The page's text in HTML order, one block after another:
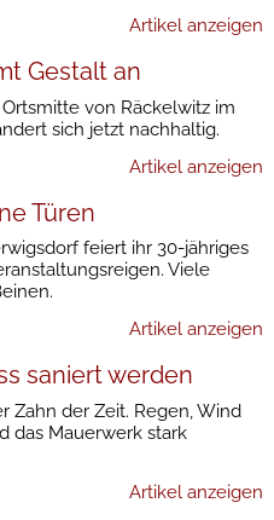
Artikel anzeigen
Gestalt an
von Räckelwitz im
sich jetzt nachhaltig.
Artikel anzeigen
Türen
feiert ihr 30-jähriges
Viele
Artikel anzeigen
saniert werden
Zahn der Zeit. Regen, Wind
das Mauerwerk stark
Artikel anzeigen